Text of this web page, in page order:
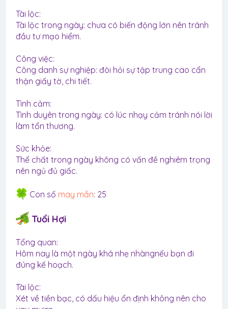
Tài lộc:
Tài lộc trong ngày: chưa có biến động lớn nên tránh
đầu tư mạo hiểm.
Công việc:
Công danh sự nghiệp: đòi hỏi sự tập trung cao cẩn
thận giấy tờ, chi tiết.
Tình cảm:
Tình duyên trong ngày: có lúc nhạy cảm tránh nói lời
làm tổn thương.
Sức khỏe:
Thể chất trong ngày không có vấn đề nghiêm trọng
nên ngủ đủ giấc.
Con số may mắn: 25
Tuổi Hợi
Tổng quan:
Hôm nay là một ngày khá nhẹ nhàngnếu bạn đi
đúng kế hoạch.
Tài lộc:
Xét về tiền bạc, có dấu hiệu ổn định không nên cho